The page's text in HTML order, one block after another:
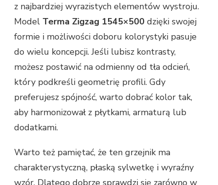
z najbardziej wyrazistych elementów wystroju.
Model Terma Zigzag 1545×500 dzięki swojej
formie i możliwości doboru kolorystyki pasuje
do wielu koncepcji. Jeśli lubisz kontrasty,
możesz postawić na odmienny od tła odcień,
który podkreśli geometrię profili. Gdy
preferujesz spójność, warto dobrać kolor tak,
aby harmonizował z płytkami, armaturą lub
dodatkami.
Warto też pamiętać, że ten grzejnik ma
charakterystyczną, płaską sylwetkę i wyraźny